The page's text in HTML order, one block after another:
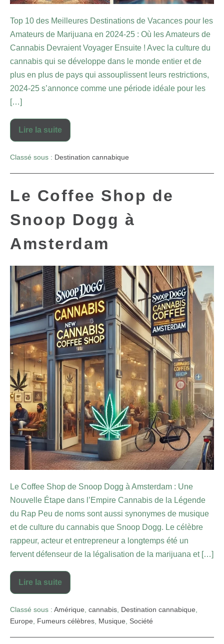
Top 10 des Meilleures Destinations de Vacances pour les
Amateurs de Marijuana en 2024-25 : Où les Amateurs de
Cannabis Devraient Voyager Ensuite ! Avec la culture du
cannabis qui se développe dans le monde entier et de
plus en plus de pays qui assouplissent leurs restrictions,
2024-25 s’annonce comme une période idéale pour les
[…]
Lire la suite
Classé sous : Destination cannabique
Le Coffee Shop de
Snoop Dogg à
Amsterdam
Le Coffee Shop de Snoop Dogg à Amsterdam : Une
Nouvelle Étape dans l’Empire Cannabis de la Légende
du Rap Peu de noms sont aussi synonymes de musique
et de culture du cannabis que Snoop Dogg. Le célèbre
rappeur, acteur et entrepreneur a longtemps été un
fervent défenseur de la légalisation de la marijuana et […]
Lire la suite
Classé sous : Amérique cannabis Destination cannabique
Europe
Fumeurs célèbres Musique Société